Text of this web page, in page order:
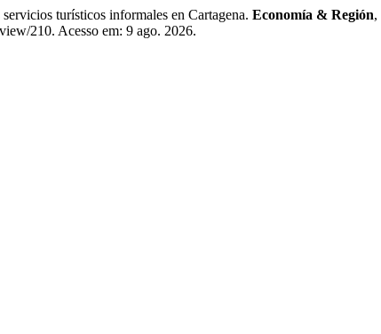
turísticos informales en Cartagena. Economía & Región,
210. Acesso em: 9 ago. 2026.